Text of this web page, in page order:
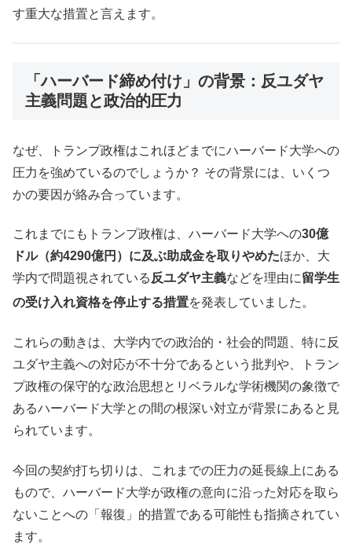
す重大な措置と言えます。
「ハーバード締め付け」の背景：反ユダヤ
主義問題と政治的圧力
なぜ、トランプ政権はこれほどまでにハーバード大学への
圧力を強めているのでしょうか？ その背景には、いくつ
かの要因が絡み合っています。
これまでにもトランプ政権は、ハーバード大学への30億
ドル（約4290億円）に及ぶ助成金を取りやめたほか、大
学内で問題視されている反ユダヤ主義などを理由に留学生
の受け入れ資格を停止する措置を発表していました。
これらの動きは、大学内での政治的・社会的問題、特に反
ユダヤ主義への対応が不十分であるという批判や、トラン
プ政権の保守的な政治思想とリベラルな学術機関の象徴で
あるハーバード大学との間の根深い対立が背景にあると見
られています。
今回の契約打ち切りは、これまでの圧力の延長線上にある
もので、ハーバード大学が政権の意向に沿った対応を取ら
ないことへの「報復」的措置である可能性も指摘されてい
ます。